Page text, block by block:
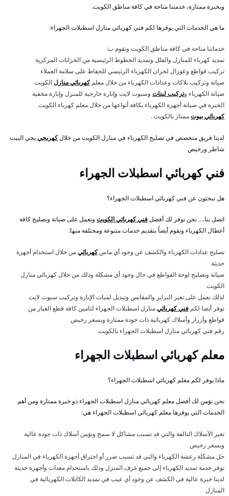
وبخبرة ممتازة، خدمتنا متاحة في كافة مناطق الكويت.
ما هي الخدمات التي يوفرها لكم فني كهربائي منازل اسطبلات الجهراء:
خدماتنا متاحة في كافة مناطق الكويت ونقوم ب:
تمديد كهرباء للمنازل والفلل وتمديد الخطوط الرئيسية من الخزانات المركزية
تركيب قواطع وعوزال لخزان الكهرباء الرئيسي للحفاظ على سلامة العملاء
صيانة وتركيب بلاكات وعدادات الكهرباء من خلال معلمكهربائي منازلالكويت
صيانة الكهرباء وتركيب ليتات وسبوت لايت وإنارة خارجية للمنزل وإنارة مخفية
الخبرة في صيانة أجهزة الكهرباء بكافة أنواعها من خلال معلم كهرباء الكويت
كهربائي بيوتممتاز بالكويت .
لدينا فريق متخصص في تصليح الكهرباء في منازل الكويت من خلالكهربجييجي البيت
شاطر ورخيص
فني كهربائي اسطبلات الجهراء
هل تبحثون عن فني كهربائي اسطبلات الجهراء؟
اتصل بنا…. نحن نوفر لك أفضلفني كهربائي الكويت ونعمل على صيانة وتصليح كافة
أعطال الكهرباء ونقوم أيضاً بتقديم خدمات متنوعة ومختلفة منها:
تصليح عدادات الكهرباء والكشف عن وجود أي ماسكهربائيمن خلال استخدام أجهزة
حديثة
صيانة وتصليح لوحة القواطع في حال وجود أي مشكلة وذلك من خلال كهربائي منازل
الكويت
لذلك نعمل على تغير البرايز والمقابس وتبديل لمبات الإنارة وتركيب سبوت لايت
نوفر أيضا لكم فني كهربائيمنازل اسطبلات الجهراء لتامين كافة قطع الغيار من
قواطع وأزرار وأسلاك كهربائية ذات جودة ممتازة وبسعر رخيص
رقم فني كهربائي منازل اسطبلات الجهراء بالكويت
معلم كهربائي اسطبلات الجهراء
ماذا يوفر لكم معلم كهربائي اسطبلات الجهراء؟
نحن نؤمن لك أفضل معلم كهربائي منازل اسطبلات الجهراء ذو خبرة ممتازة ومن أهم
الخدمات التي يوفرها معلم كهربائي اسطبلات الجهراء هي:
تغير الأسلاك التالفة والتي قد تسبب مشاكل لا سمح ونؤمن أسلاك ذات جودة عالية
وبسعر رخيص
حل مشكلة رعشة الكهرباء والتي قد تسبب ضرر أو احتراق أجهزة الكهرباء في المنازل
نوفر خدمة تمديد الكهرباء إلى جميع غرف المنزل وذلك باستخدام معدات وأجهزة حديثة
لدينا خبرة عالية في الكشف عن وجود أي عيب في تمديد الكابلات الكهربائية في
المنازل